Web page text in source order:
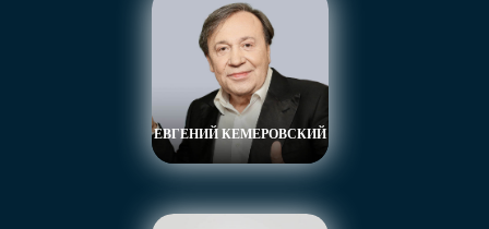
ЕВГЕНИЙ КЕМЕРОВСКИЙ